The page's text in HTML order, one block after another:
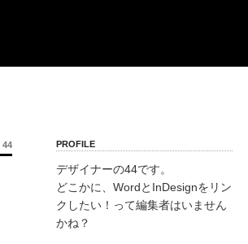
44 PROFILE
デザイナーの44です。
どこかに、WordとInDesignをリン
クしたい！って編集者はいません
かね？